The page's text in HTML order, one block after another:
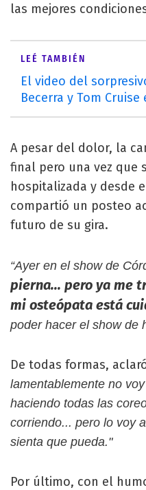
las mejores
LEÉ TAMBIÉN
El video del
Becerra y Tom
A pesar del dolor, la
final pero una vez que
hospitalizada y desde
compartió un posteo
futuro de su gira.
“Ayer en el show de
pierna... pero ya me
mi osteópata está
poder hacer el show de
De todas formas,
lamentablemente no
haciendo todas las
corriendo... pero lo voy
sienta que pueda."
Por último, con el